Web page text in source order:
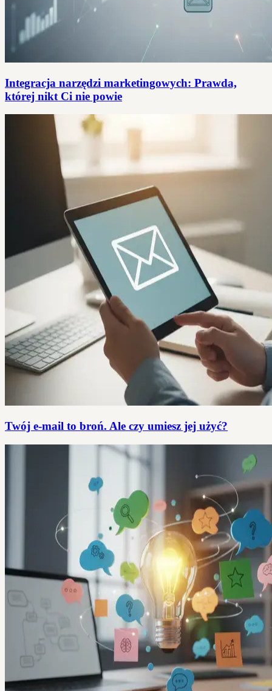
Integracja narzędzi marketingowych: Prawda,
której nikt Ci nie powie
Twój e-mail to broń. Ale czy umiesz jej użyć?